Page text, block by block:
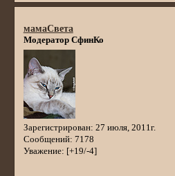
мамаСвета
Модератор СфинКо
Зарегистрирован: 27 июля, 2011г.
Сообщений: 7178
Уважение: [+19/-4]